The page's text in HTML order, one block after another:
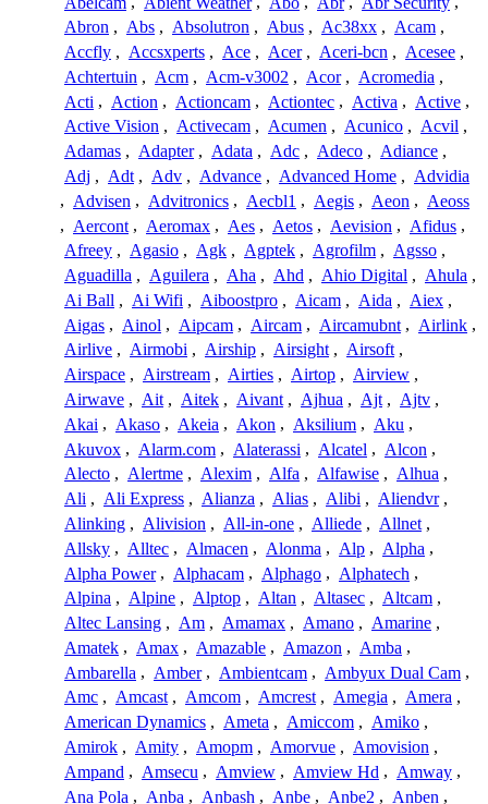
Abron , Abs , Absolutron , Abus , Ac38xx , Acam ,
Accfly , Accsxperts , Ace , Acer , Aceri-bcn , Acesee ,
Achtertuin , Acm , Acm-v3002 , Acor , Acromedia ,
Acti , Action , Actioncam , Actiontec , Activa , Active ,
Active Vision , Activecam , Acumen , Acunico , Acvil ,
Adamas , Adapter , Adata , Adc , Adeco , Adiance ,
Adj , Adt , Adv , Advance , Advanced Home , Advidia
, Advisen , Advitronics , Aecbl1 , Aegis , Aeon , Aeoss
, Aercont , Aeromax , Aes , Aetos , Aevision , Afidus ,
Afreey , Agasio , Agk , Agptek , Agrofilm , Agsso ,
Aguadilla , Aguilera , Aha , Ahd , Ahio Digital , Ahula ,
Ai Ball , Ai Wifi , Aiboostpro , Aicam , Aida , Aiex ,
Aigas , Ainol , Aipcam , Aircam , Aircamubnt , Airlink ,
Airlive , Airmobi , Airship , Airsight , Airsoft ,
Airspace , Airstream , Airties , Airtop , Airview ,
Airwave , Ait , Aitek , Aivant , Ajhua , Ajt , Ajtv ,
Akai , Akaso , Akeia , Akon , Aksilium , Aku ,
Akuvox , Alarm.com , Alaterassi , Alcatel , Alcon ,
Alecto , Alertme , Alexim , Alfa , Alfawise , Alhua ,
Ali , Ali Express , Alianza , Alias , Alibi , Aliendvr ,
Alinking , Alivision , All-in-one , Alliede , Allnet ,
Allsky , Alltec , Almacen , Alonma , Alp , Alpha ,
Alpha Power , Alphacam , Alphago , Alphatech ,
Alpina , Alpine , Alptop , Altan , Altasec , Altcam ,
Altec Lansing , Am , Amamax , Amano , Amarine ,
Amatek , Amax , Amazable , Amazon , Amba ,
Ambarella , Amber , Ambientcam , Ambyux Dual Cam ,
Amc , Amcast , Amcom , Amcrest , Amegia , Amera ,
American Dynamics , Ameta , Amiccom , Amiko ,
Amirok , Amity , Amopm , Amorvue , Amovision ,
Ampand , Amsecu , Amview , Amview Hd , Amway ,
Ana Pola , Anba , Anbash , Anbe , Anbe2 , Anben ,